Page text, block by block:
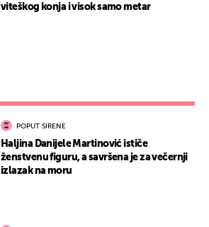
viteškog konja i visok samo metar
POPUT SIRENE
Haljina Danijele Martinović ističe
ženstvenu figuru, a savršena je za večernji
izlazak na moru